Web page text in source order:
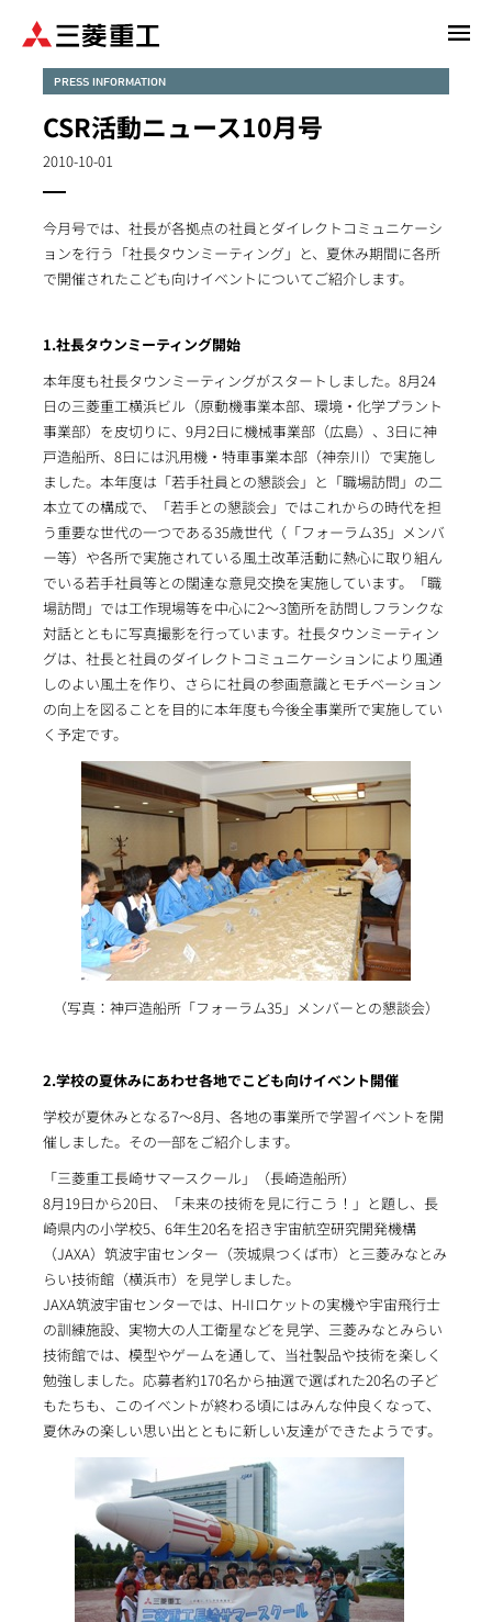
PRESS INFORMATION
CSR活動ニュース10月号
2010-10-01
今月号では、社長が各拠点の社員とダイレクトコミュニケーシ
ョンを行う「社長タウンミーティング」と、夏休み期間に各所
で開催されたこども向けイベントについてご紹介します。
1.社長タウンミーティング開始
本年度も社長タウンミーティングがスタートしました。8月24
日の三菱重工横浜ビル（原動機事業本部、環境・化学プラント
事業部）を皮切りに、9月2日に機械事業部（広島）、3日に神
戸造船所、8日には汎用機・特車事業本部（神奈川）で実施し
ました。本年度は「若手社員との懇談会」と「職場訪問」の二
本立ての構成で、「若手との懇談会」ではこれからの時代を担
う重要な世代の一つである35歳世代（「フォーラム35」メンバ
ー等）や各所で実施されている風土改革活動に熱心に取り組ん
でいる若手社員等との闊達な意見交換を実施しています。「職
場訪問」では工作現場等を中心に2～3箇所を訪問しフランクな
対話とともに写真撮影を行っています。社長タウンミーティン
グは、社長と社員のダイレクトコミュニケーションにより風通
しのよい風土を作り、さらに社員の参画意識とモチベーション
の向上を図ることを目的に本年度も今後全事業所で実施してい
く予定です。
（写真：神戸造船所「フォーラム35」メンバーとの懇談会）
2.学校の夏休みにあわせ各地でこども向けイベント開催
学校が夏休みとなる7～8月、各地の事業所で学習イベントを開
催しました。その一部をご紹介します。
「三菱重工長崎サマースクール」（長崎造船所）
8月19日から20日、「未来の技術を見に行こう！」と題し、長
崎県内の小学校5、6年生20名を招き宇宙航空研究開発機構
（JAXA）筑波宇宙センター（茨城県つくば市）と三菱みなとみ
らい技術館（横浜市）を見学しました。
JAXA筑波宇宙センターでは、H-IIロケットの実機や宇宙飛行士
の訓練施設、実物大の人工衛星などを見学、三菱みなとみらい
技術館では、模型やゲームを通して、当社製品や技術を楽しく
勉強しました。応募者約170名から抽選で選ばれた20名の子ど
もたちも、このイベントが終わる頃にはみんな仲良くなって、
夏休みの楽しい思い出とともに新しい友達ができたようです。